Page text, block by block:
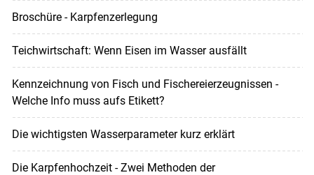
Broschüre - Karpfenzerlegung
Teichwirtschaft: Wenn Eisen im Wasser ausfällt
Kennzeichnung von Fisch und Fischereierzeugnissen -
Welche Info muss aufs Etikett?
Die wichtigsten Wasserparameter kurz erklärt
Die Karpfenhochzeit - Zwei Methoden der